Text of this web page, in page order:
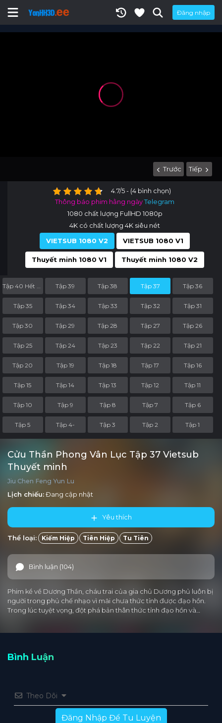
Đăng nhập
Trước Tiếp
4.7/5 - (4 bình chọn)
Thông báo phim hằng ngàyTelegram
1080 chất lượng FullHD 1080p
4K có chất lượng 4K siêu nét
VIETSUB 1080 V2
VIETSUB 1080 V1
Thuyết minh 1080 V1 Thuyết minh 1080 V2
Tập 39 Tập 38 Tập 37 Tập 36
Tập 35 Tập 34 Tập 33 Tập 32 Tập 31
Tập 30 Tập 29 Tập 28 Tập 27 Tập 26
Tập 25 Tập 24 Tập 23 Tập 22 Tập 21
Tập 20 Tập 19 Tập 18 Tập 17 Tập 16
Tập 15 Tập 14 Tập 13 Tập 12 Tập 11
Tập 10 Tập 9 Tập 8 Tập 7 Tập 6
Tập 5 Tập 4- Tập 3 Tập 2 Tập 1
Cửu Thần Phong Vân Lục Tập 37 Vietsub
Thuyết minh
Jiu Chen Feng Yun Lu
Lịch chiếu:Đang cập nhật
Yêu thích
Thể loại: Kiếm Hiệp Tiên Hiệp Tu Tiên
Bình luận (104)
Phim kể về Dương Thần, cháu trai của gia chủ Dương phủ luôn bị
người trong phủ chế nhạo vì mãi chưa thức tỉnh được đạo hồn.
Trong lúc tuyệt vọng, đột phá bản thân thức tỉnh đạo hồn và…
Bình Luận
Theo Dõi
Đăng Nhập Để Tu Luyện